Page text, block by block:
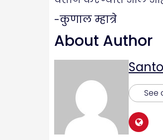
-कुणाल म्हात्रे
About Author
See